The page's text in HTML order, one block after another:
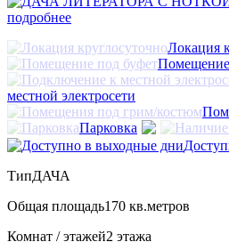
подробнее
Локация
местной электросети
Парковка
ТипДАЧА
Общая площадь170 кв.метров
Комнат / этажей2 этажа